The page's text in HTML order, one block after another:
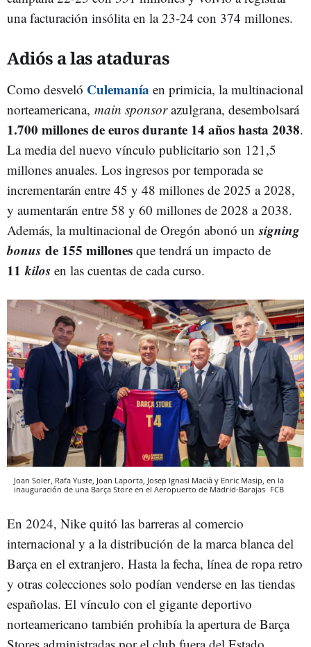
una facturación insólita en la 23-24 con 374 millones.
Adiós a las ataduras
Como desveló Culemanía en primicia, la multinacional
norteamericana, main sponsorazulgrana, desembolsará
1.700 millones de euros durante 14 años hasta 2038.
La media del nuevo vínculo publicitario son 121,5
millones anuales. Los ingresos por temporada se
incrementarán entre 45 y 48 millones de 2025 a 2028,
y aumentarán entre 58 y 60 millones de 2028 a 2038.
Además, la multinacional de Oregón abonó unsigning
bonus de 155 millones que tendrá un impacto de
11kilos en las cuentas de cada curso.
Joan Soler, Rafa Yuste, Joan Laporta, Josep Ignasi Macià y Enric Masip, en la
inauguración de una Barça Store en el Aeropuerto de Madrid-Barajas FCB
En 2024, Nike quitó las barreras al comercio
internacional y a la distribución de la marca blanca del
Barça en el extranjero. Hasta la fecha, línea de ropa retro
y otras colecciones solo podían venderse en las tiendas
españolas. El vínculo con el gigante deportivo
norteamericano también prohibía la apertura de Barça